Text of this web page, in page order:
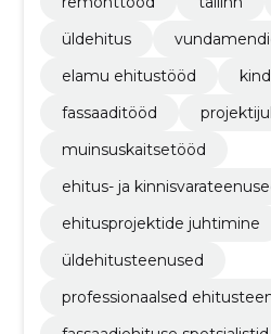
üldehitus
elamu ehitustööd
fassaaditööd
muinsuskaitsetööd
ehitus- ja
ehitusprojektide juhtimine
üldehitusteenused
professionaalsed